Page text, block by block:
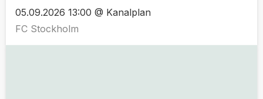
05.09.2026 13:00 @ Kanalplan
FC Stockholm